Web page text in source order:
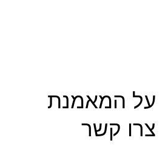
על המאמנת
צרו קשר